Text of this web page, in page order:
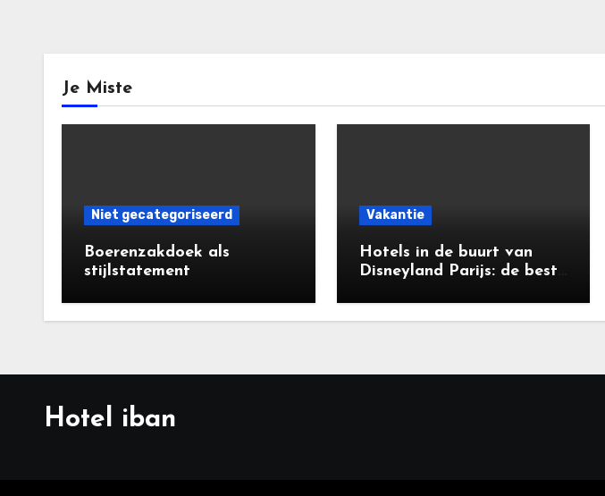
Je Miste
Niet gecategoriseerd
Boerenzakdoek als
stijlstatement
Vakantie
Hotels in de buurt van
Disneyland Parijs: de beste
Hotel iban